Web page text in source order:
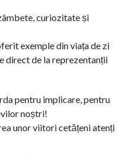
curiozitate și
exemple din viața de zi
direct de la reprezentanții
pentru implicare, pentru
noștri!
unor viitori cetățeni atenți